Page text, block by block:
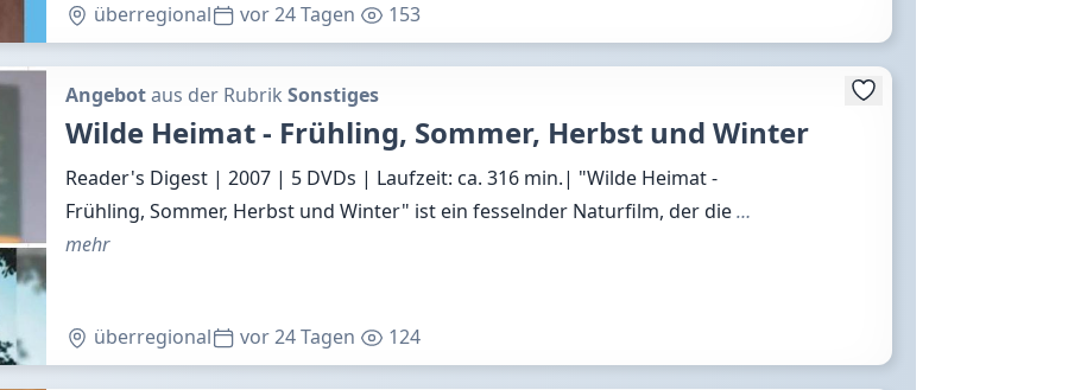
überregional vor 24 Tagen 153
Angebotaus der Rubrik Sonstiges
Wilde Heimat - Frühling, Sommer, Herbst und Winter
Reader's Digest | 2007 | 5 DVDs | Laufzeit: ca. 316 min.| "Wilde Heimat -
Frühling, Sommer, Herbst und Winter" ist ein fesselnder Naturfilm, der die…
mehr
überregional vor 24 Tagen 124